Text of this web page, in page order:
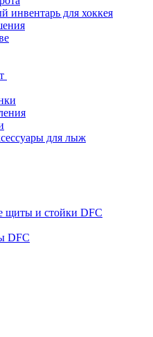
инвентарь для хоккея
для лыж
щиты и стойки DFC
DFC